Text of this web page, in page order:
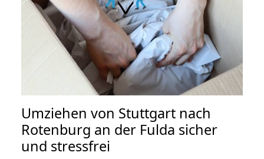
Umziehen von Stuttgart nach
Rotenburg an der Fulda sicher
und stressfrei